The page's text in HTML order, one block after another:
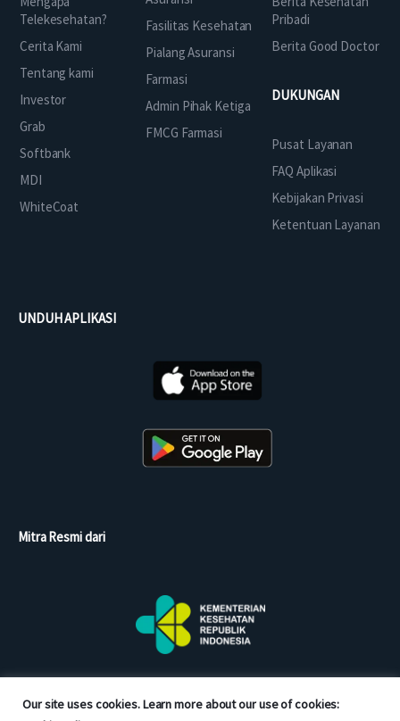
Our site uses cookies. Learn more about our use of cookies:
Telekesehatan?
Cerita Kami
Tentang kami
Investor
Grab
Softbank
MDI
WhiteCoat
Fasilitas Kesehatan
Pialang Asuransi
Farmasi
Admin Pihak Ketiga
FMCG Farmasi
Pribadi
Berita Good Doctor
DUKUNGAN
Pusat Layanan
FAQ Aplikasi
Kebijakan Privasi
Ketentuan Layanan
UNDUH APLIKASI
Mitra Resmi dari